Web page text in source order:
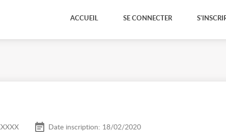
ACCUEIL SE CONNECTER
Date inscription: 18/02/2020